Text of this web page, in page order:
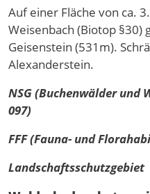
Auf einer Fläche von ca.
Weisenbach (Biotop §30)
Geisenstein (531m).
Alexanderstein.
NSG (Buchenwälder und
097)
FFF (Fauna- und
Landschaftsschutzgebiet